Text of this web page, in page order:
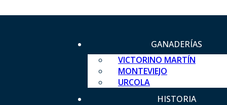
GANADERÍAS
VICTORINO MARTÍN
MONTEVIEJO
URCOLA
HISTORIA